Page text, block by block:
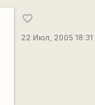
favorite_border
22 Июл, 2005 18:31